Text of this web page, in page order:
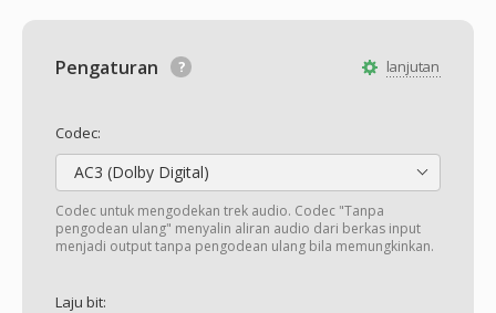
lanjutan
Pengaturan
Codec:
AC3 (Dolby Digital)
Codec untuk mengodekan trek audio. Codec "Tanpa
pengodean ulang" menyalin aliran audio dari berkas input
menjadi output tanpa pengodean ulang bila memungkinkan.
Laju bit: